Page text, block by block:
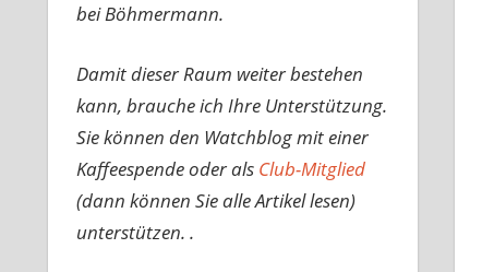
bei Böhmermann.
Damit dieser Raum weiter bestehen
kann, brauche ich Ihre Unterstützung.
Sie können den Watchblog mit einer
Kaffeespende oder als Club-Mitglied
(dann können Sie alle Artikel lesen)
unterstützen. .